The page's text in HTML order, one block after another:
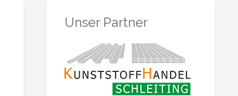
Unser Partner